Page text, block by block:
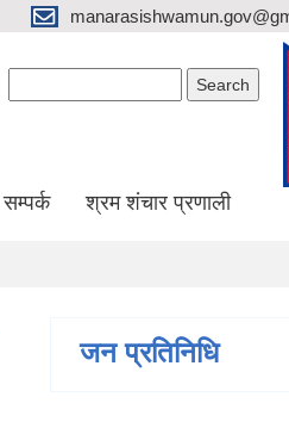
सम्पर्क श्रम शंचार प्रणाली
जन प्रतिनिधि